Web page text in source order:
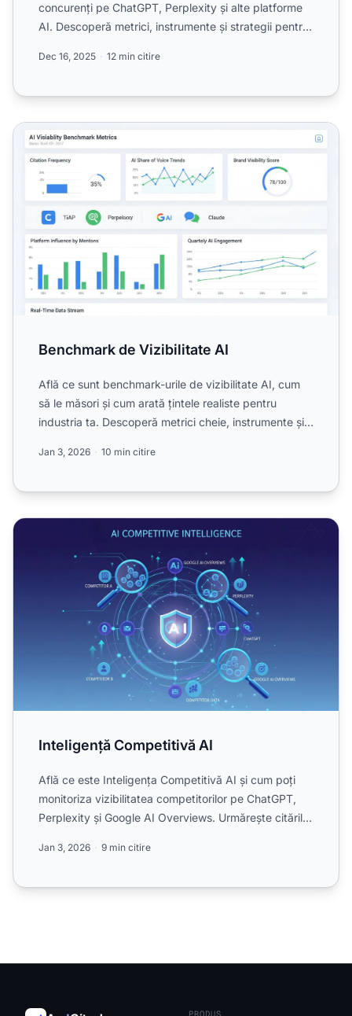
concurenți pe ChatGPT, Perplexity și alte platforme
AI. Descoperă metrici, instrumente și strategii pentru
Dec 16, 2025 12 min citire
Benchmark de Vizibilitate AI
Benchmark de Vizibilitate AI
Află ce sunt benchmark-urile de vizibilitate AI, cum
să le măsori și cum arată țintele realiste pentru
industria ta. Descoperă metrici cheie, instrumente și
Jan 3, 2026 10 min citire
Inteligență Competitivă AI
Inteligență Competitivă AI
Află ce este Inteligența Competitivă AI și cum poți
monitoriza vizibilitatea competitorilor pe ChatGPT,
Perplexity și Google AI Overviews. Urmărește citările,
Jan 3, 2026 9 min citire